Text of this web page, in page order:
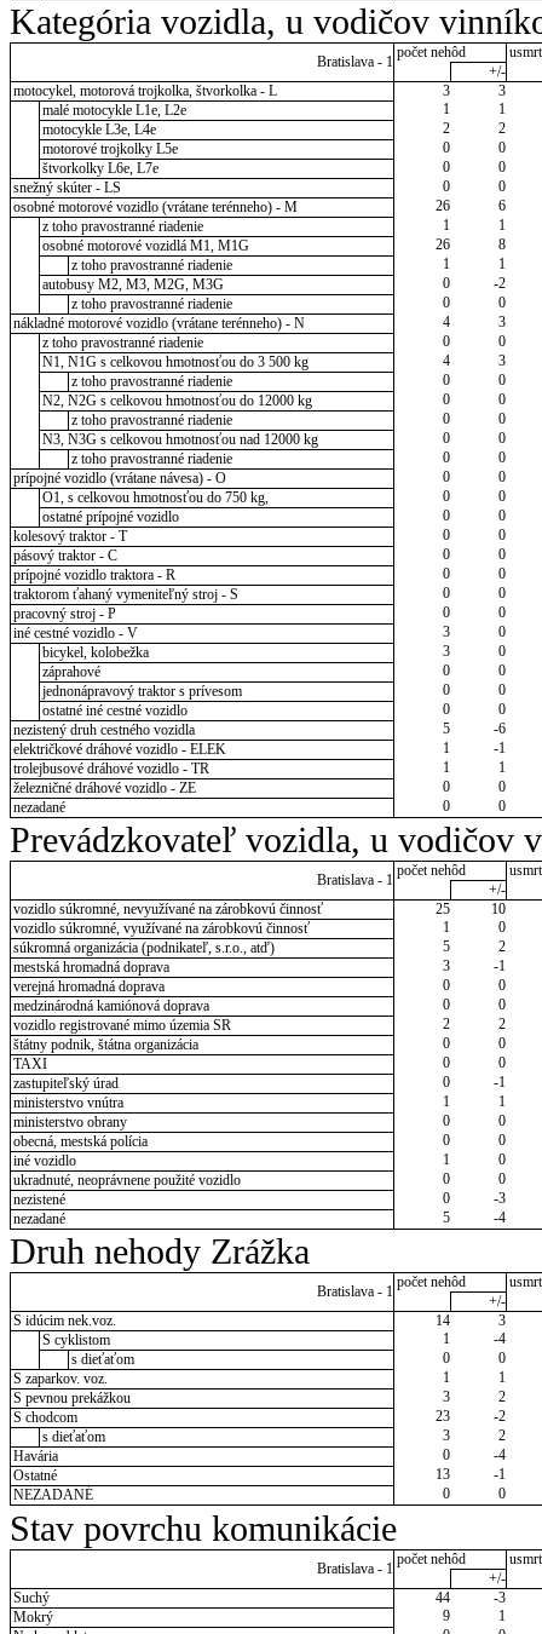
Kategória vozidla, u vodičov
Bratislava - 1
počet nehôd
+/-
motocykel, motorová trojkolka, štvorkolka - L
3
3
malé motocykle L1e, L2e
1
1
motocykle L3e, L4e
2
2
motorové trojkolky L5e
0
0
štvorkolky L6e, L7e
0
0
snežný skúter - LS
0
0
osobné motorové vozidlo (vrátane terénneho) - M
26
6
z toho pravostranné riadenie
1
1
osobné motorové vozidlá M1, M1G
26
8
z toho pravostranné riadenie
1
1
autobusy M2, M3, M2G, M3G
0
-2
z toho pravostranné riadenie
0
0
nákladné motorové vozidlo (vrátane terénneho) - N
4
3
z toho pravostranné riadenie
0
0
N1, N1G s celkovou hmotnosťou do 3 500 kg
4
3
z toho pravostranné riadenie
0
0
N2, N2G s celkovou hmotnosťou do 12000 kg
0
0
z toho pravostranné riadenie
0
0
N3, N3G s celkovou hmotnosťou nad 12000 kg
0
0
z toho pravostranné riadenie
0
0
prípojné vozidlo (vrátane návesa) - O
0
0
O1, s celkovou hmotnosťou do 750 kg,
0
0
ostatné prípojné vozidlo
0
0
kolesový traktor - T
0
0
pásový traktor - C
0
0
prípojné vozidlo traktora - R
0
0
traktorom ťahaný vymeniteľný stroj - S
0
0
pracovný stroj - P
0
0
iné cestné vozidlo - V
3
0
bicykel, kolobežka
3
0
záprahové
0
0
jednonápravový traktor s prívesom
0
0
ostatné iné cestné vozidlo
0
0
nezistený druh cestného vozidla
5
-6
električkové dráhové vozidlo - ELEK
1
-1
trolejbusové dráhové vozidlo - TR
1
1
železničné dráhové vozidlo - ZE
0
0
nezadané
0 0
Prevádzkovateľ vozidla, u vodičov
Bratislava - 1
počet nehôd
+/-
vozidlo súkromné, nevyužívané na zárobkovú činnosť
25
10
vozidlo súkromné, využívané na zárobkovú činnosť
1
0
súkromná organizácia (podnikateľ, s.r.o., atď)
5
2
mestská hromadná doprava
3
-1
verejná hromadná doprava
0
0
medzinárodná kamiónová doprava
0
0
vozidlo registrované mimo územia SR
2
2
štátny podnik, štátna organizácia
0
0
TAXI
0
0
zastupiteľský úrad
0
-1
ministerstvo vnútra
1
1
ministerstvo obrany
0
0
obecná, mestská polícia
0
0
iné vozidlo
1
0
ukradnuté, neoprávnene použité vozidlo
0
0
nezistené
0
-3
nezadané
5 -4
Druh nehody Zrážka
Bratislava - 1
počet nehôd
+/-
S idúcim nek.voz.
14
3
S cyklistom
1
-4
s dieťaťom
0
0
S zaparkov. voz.
1
1
S pevnou prekážkou
3
2
S chodcom
23
-2
s dieťaťom
3
2
Havária
0
-4
Ostatné
13
-1
NEZADANÉ
0 0
Stav povrchu komunikácie
Bratislava - 1
počet nehôd
+/-
Suchý
44
-3
Mokrý
9
1